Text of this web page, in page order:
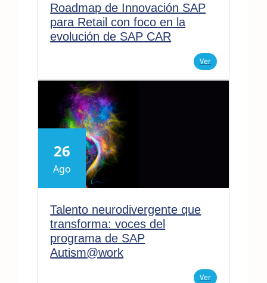
Roadmap de Innovación SAP
para Retail con foco en la
evolución de SAP CAR
Ver
26
Ago
Talento neurodivergente que
transforma: voces del
programa de SAP
Autism@work
Ver